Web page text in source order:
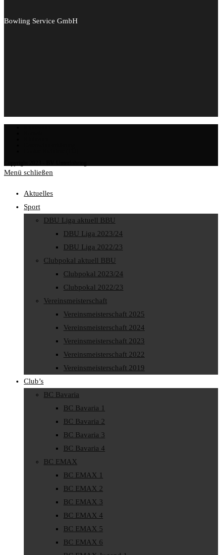
Bowling Service GmbH
Menü schließen
Aktuelles
Sport
DBU Liga aktuell BBU
DBU Liga 2023/24
DBU Liga 2022/23
Clubpokal aktuell BBU
Clubpokal 2023/24
Clubpokal 2022/23
Vereinsmeisterschaft
Vereinsmeisterschaft 2025
Vereinsmeisterschaft 2024
Vereinsmeisterschaft 2023
Vereinsmeisterschaft 2022
Vereinsmeisterschaft 2019
Club’s
BC Bavaria
BC Bavaria 1
BC Bavaria 2
BC Bavaria 3
BC Bavaria 4
BC EMAX
BC EMAX 1
BC EMAX 2
BC EMAX 3
BC EMAX 4
BC EMAX 5
BC EMAX 6